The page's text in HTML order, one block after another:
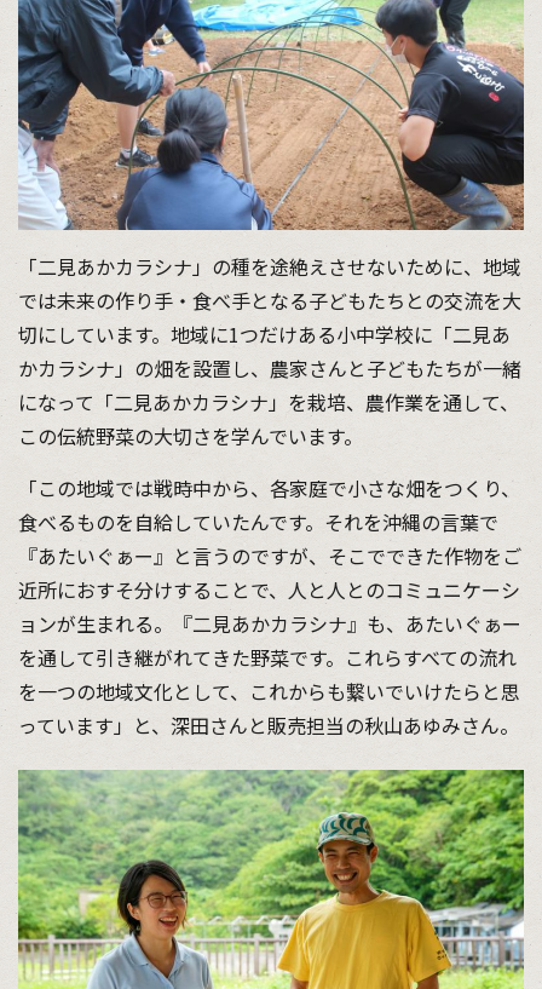
「二見あかカラシナ」の種を途絶えさせないために、地域
では未来の作り手・食べ手となる子どもたちとの交流を大
切にしています。地域に1つだけある小中学校に「二見あ
かカラシナ」の畑を設置し、農家さんと子どもたちが一緒
になって「二見あかカラシナ」を栽培、農作業を通して、
この伝統野菜の大切さを学んでいます。
「この地域では戦時中から、各家庭で小さな畑をつくり、
食べるものを自給していたんです。それを沖縄の言葉で
『あたいぐぁー』と言うのですが、そこでできた作物をご
近所におすそ分けすることで、人と人とのコミュニケーシ
ョンが生まれる。『二見あかカラシナ』も、あたいぐぁー
を通して引き継がれてきた野菜です。これらすべての流れ
を一つの地域文化として、これからも繋いでいけたらと思
っています」と、深田さんと販売担当の秋山あゆみさん。